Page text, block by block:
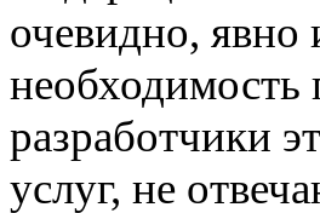
очевидно, явно
разработчики
услуг, не